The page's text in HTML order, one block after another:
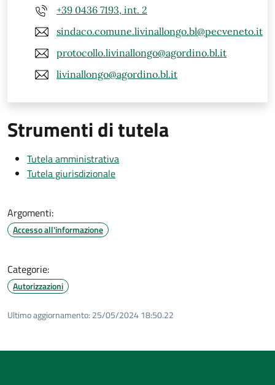
+39 0436 7193, int. 2
sindaco.comune.livinallongo.bl@pecveneto.it
protocollo.livinallongo@agordino.bl.it
livinallongo@agordino.bl.it
Strumenti di tutela
Tutela amministrativa
Tutela giurisdizionale
Argomenti:
Accesso all'informazione
Categorie:
Autorizzazioni
Ultimo aggiornamento: 25/05/2024 18:50.22